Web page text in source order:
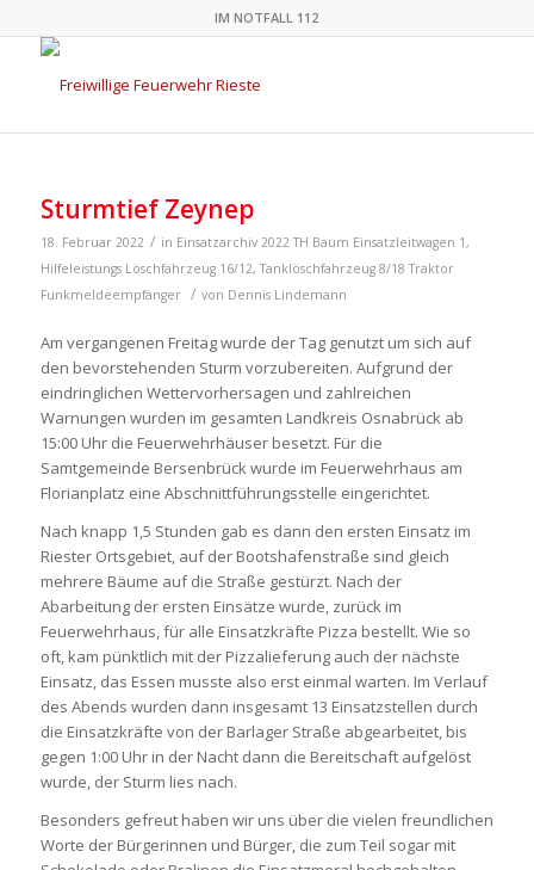
IM NOTFALL 112
Sturmtief Zeynep
18. Februar 2022 / in Einsatzarchiv 2022 TH Baum Einsatzleitwagen 1,
Hilfeleistungs Löschfahrzeug 16/12,Tanklöschfahrzeug 8/18 Traktor
Funkmeldeempfänger
/ von Dennis Lindemann
Am vergangenen Freitag wurde der Tag genutzt um sich auf
den bevorstehenden Sturm vorzubereiten. Aufgrund der
eindringlichen Wettervorhersagen und zahlreichen
Warnungen wurden im gesamten Landkreis Osnabrück ab
15:00 Uhr die Feuerwehrhäuser besetzt. Für die
Samtgemeinde Bersenbrück wurde im Feuerwehrhaus am
Florianplatz eine Abschnittführungsstelle eingerichtet.
Nach knapp 1,5 Stunden gab es dann den ersten Einsatz im
Riester Ortsgebiet, auf der Bootshafenstraße sind gleich
mehrere Bäume auf die Straße gestürzt. Nach der
Abarbeitung der ersten Einsätze wurde, zurück im
Feuerwehrhaus, für alle Einsatzkräfte Pizza bestellt. Wie so
oft, kam pünktlich mit der Pizzalieferung auch der nächste
Einsatz, das Essen musste also erst einmal warten. Im Verlauf
des Abends wurden dann insgesamt 13 Einsatzstellen durch
die Einsatzkräfte von der Barlager Straße abgearbeitet, bis
gegen 1:00 Uhr in der Nacht dann die Bereitschaft aufgelöst
wurde, der Sturm lies nach.
Besonders gefreut haben wir uns über die vielen freundlichen
Worte der Bürgerinnen und Bürger, die zum Teil sogar mit